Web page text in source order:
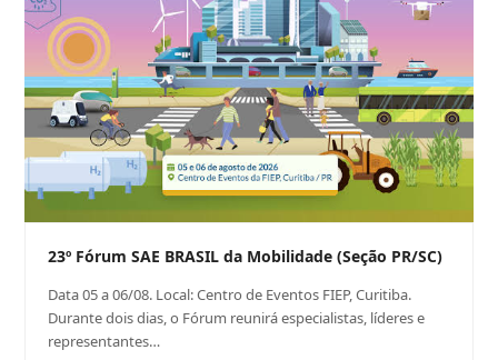
23º Fórum SAE BRASIL da Mobilidade (Seção PR/SC)
Data 05 a 06/08. Local: Centro de Eventos FIEP, Curitiba.
Durante dois dias, o Fórum reunirá especialistas, líderes e
representantes…